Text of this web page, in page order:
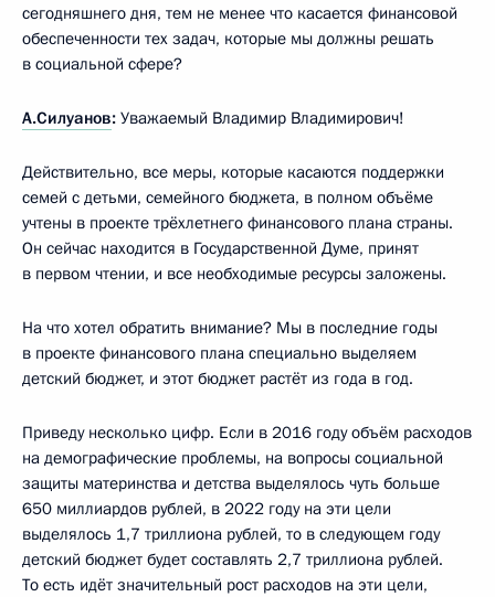
сегодняшнего дня, тем не менее что касается финансовой
обеспеченности тех задач, которые мы должны решать
в социальной сфере?
А.Силуанов: Уважаемый Владимир Владимирович!
Действительно, все меры, которые касаются поддержки
семей с детьми, семейного бюджета, в полном объёме
учтены в проекте трёхлетнего финансового плана страны.
Он сейчас находится в Государственной Думе, принят
в первом чтении, и все необходимые ресурсы заложены.
На что хотел обратить внимание? Мы в последние годы
в проекте финансового плана специально выделяем
детский бюджет, и этот бюджет растёт из года в год.
Приведу несколько цифр. Если в 2016 году объём расходов
на демографические проблемы, на вопросы социальной
защиты материнства и детства выделялось чуть больше
650 миллиардов рублей, в 2022 году на эти цели
выделялось 1,7 триллиона рублей, то в следующем году
детский бюджет будет составлять 2,7 триллиона рублей.
То есть идёт значительный рост расходов на эти цели,